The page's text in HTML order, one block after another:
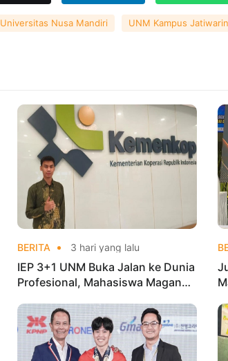
Universitas Nusa Mandiri UNM Kampus
BERITA 3 hari yang lalu
IEP 3+1 UNM Buka Jalan ke Dunia
Profesional, Mahasiswa Magang